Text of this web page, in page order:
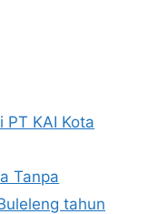
PT KAI Kota
Tanpa
tahun